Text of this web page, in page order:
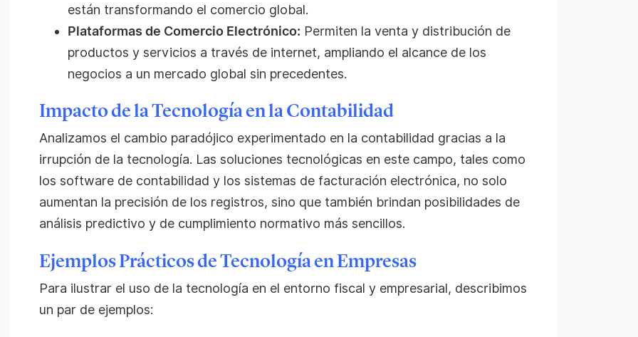
están transformando el comercio global.
Plataformas de Comercio Electrónico: Permiten la venta y distribución de
productos y servicios a través de internet, ampliando el alcance de los
negocios a un mercado global sin precedentes.
Impacto de la Tecnología en la Contabilidad
Analizamos el cambio paradójico experimentado en la contabilidad gracias a la
irrupción de la tecnología. Las soluciones tecnológicas en este campo, tales como
los software de contabilidad y los sistemas de facturación electrónica, no solo
aumentan la precisión de los registros, sino que también brindan posibilidades de
análisis predictivo y de cumplimiento normativo más sencillos.
Ejemplos Prácticos de Tecnología en Empresas
Para ilustrar el uso de la tecnología en el entorno fiscal y empresarial, describimos
un par de ejemplos: